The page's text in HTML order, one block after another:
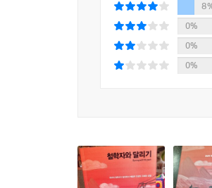
행복을 다른 것으로서의
주장은 보편적인 정도가
살 수 있기에 돈을 원할 수
서 행복을 원한다. 바로 이
아닌 놀이이다. 그들은 애
온다. 도구적 가치의 지배
말고 그저 달려라’ 이외에
달리기를 통해 느끼는 자유
자유이다. 나이가 들면 삶
0%
0%
0%